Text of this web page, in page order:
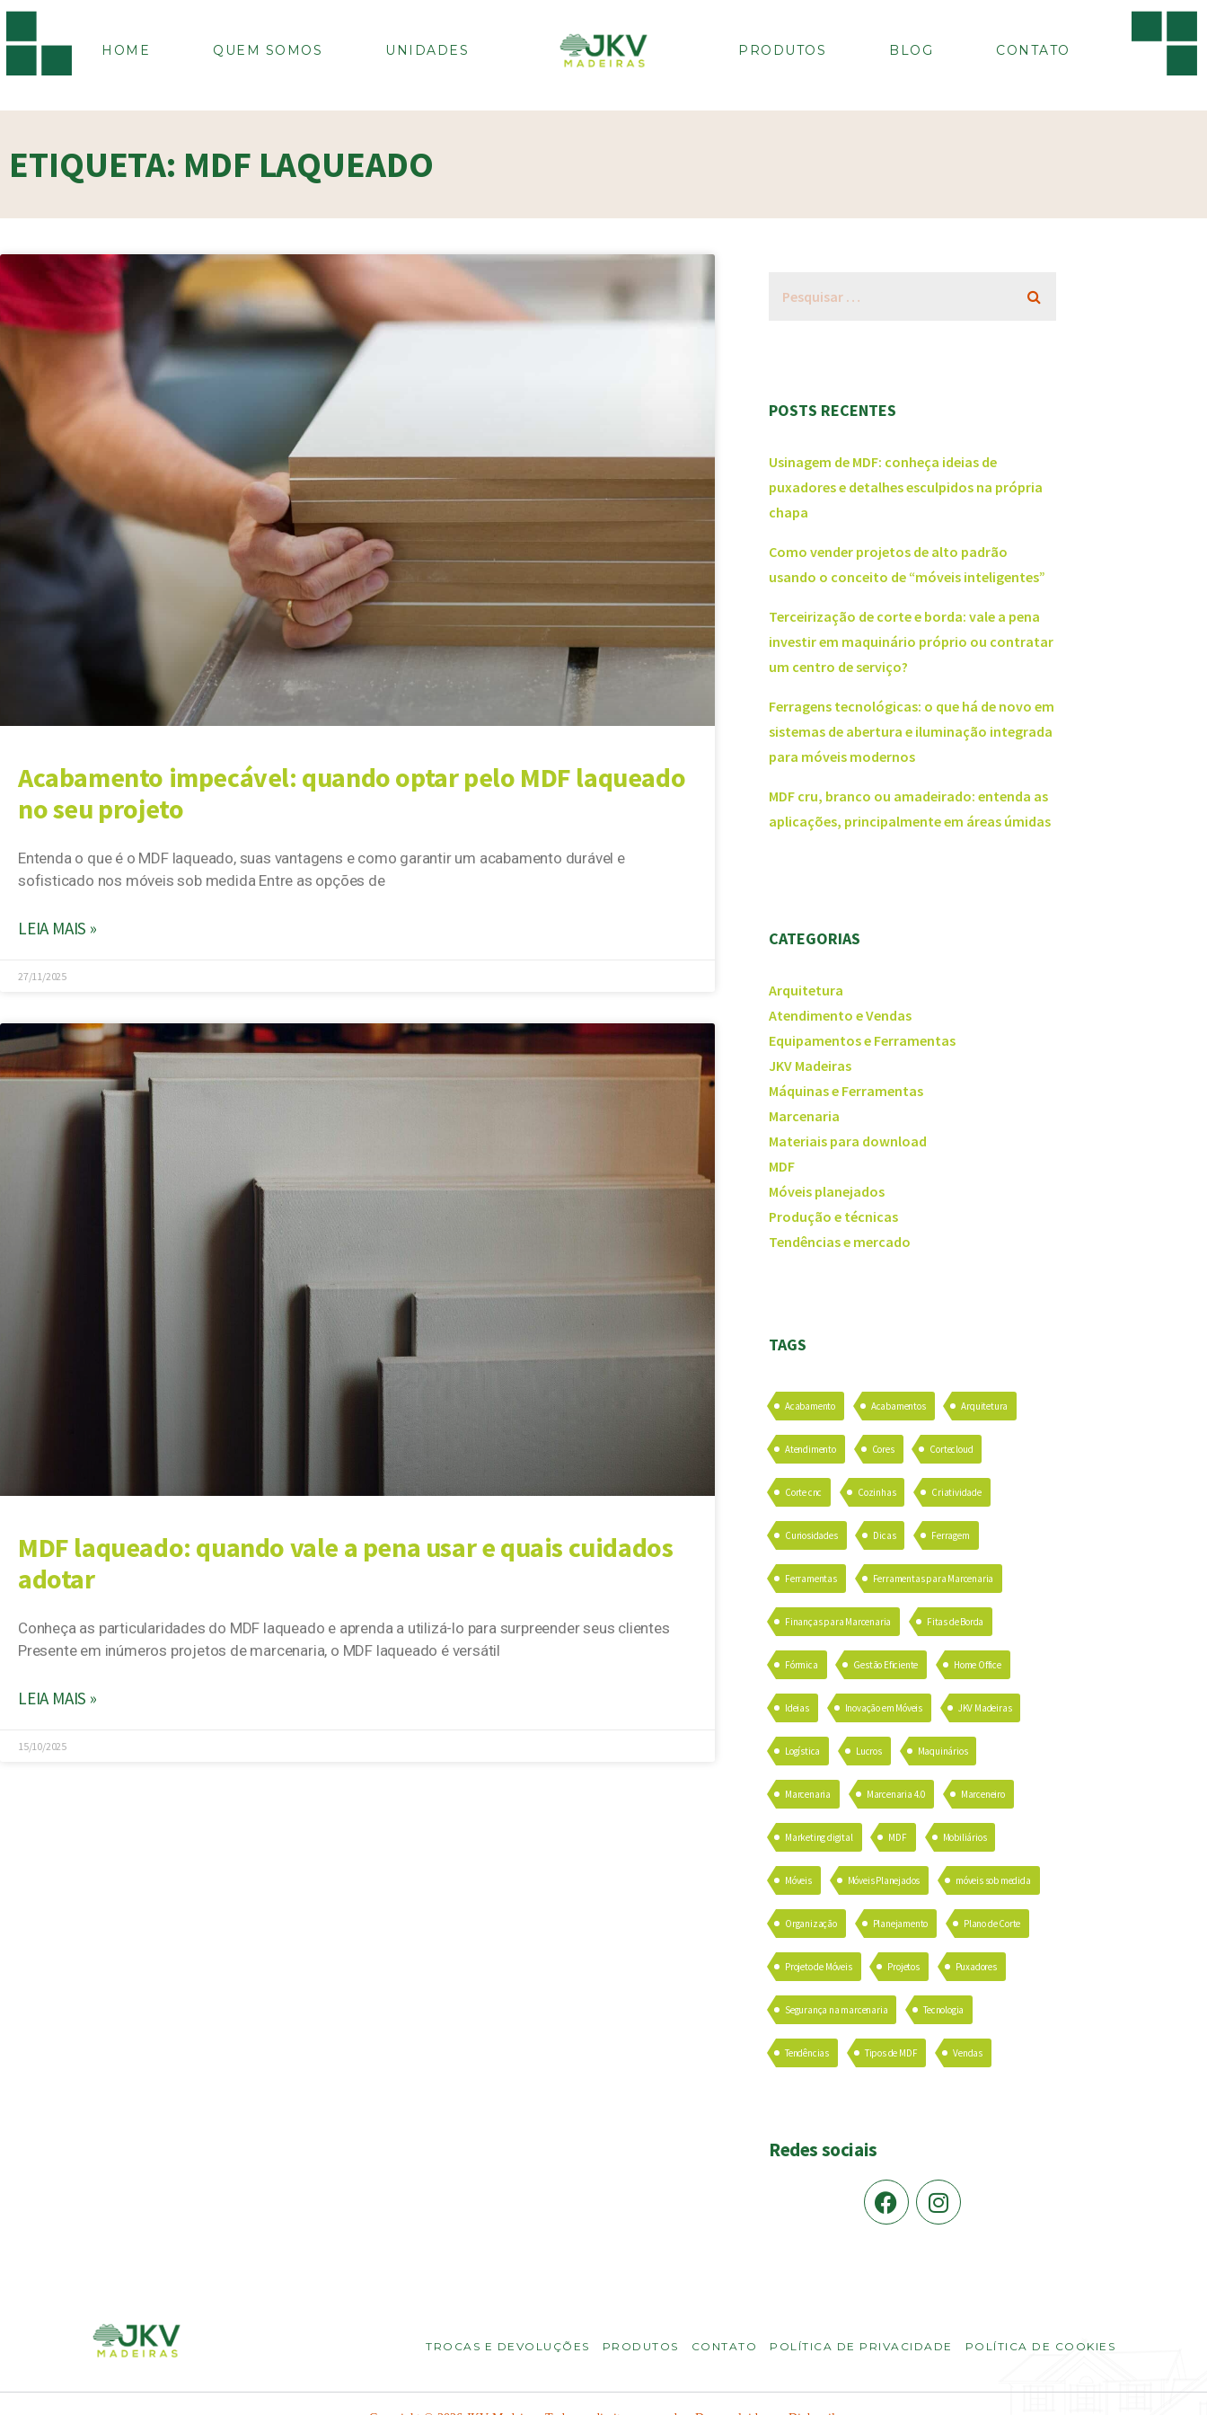
HOME QUEM SOMOS UNIDADES PRODUTOS BLOG CONTATO
ETIQUETA: MDF LAQUEADO
Acabamento impecável: quando optar pelo MDF laqueado
no seu projeto
Entenda o que é o MDF laqueado, suas vantagens e como garantir um acabamento durável e
sofisticado nos móveis sob medida Entre as opções de
LEIA MAIS »
27/11/2025
MDF laqueado: quando vale a pena usar e quais cuidados
adotar
Conheça as particularidades do MDF laqueado e aprenda a utilizá-lo para surpreender seus clientes
Presente em inúmeros projetos de marcenaria, o MDF laqueado é versátil
LEIA MAIS »
15/10/2025
POSTS RECENTES
Usinagem de MDF: conheça ideias de
puxadores e detalhes esculpidos na própria
chapa
Como vender projetos de alto padrão
usando o conceito de “móveis inteligentes”
Terceirização de corte e borda: vale a pena
investir em maquinário próprio ou contratar
um centro de serviço?
Ferragens tecnológicas: o que há de novo em
sistemas de abertura e iluminação integrada
para móveis modernos
MDF cru, branco ou amadeirado: entenda as
aplicações, principalmente em áreas úmidas
CATEGORIAS
Arquitetura
Atendimento e Vendas
Equipamentos e Ferramentas
JKV Madeiras
Máquinas e Ferramentas
Marcenaria
Materiais para download
MDF
Móveis planejados
Produção e técnicas
Tendências e mercado
TAGS
Acabamento Acabamentos Arquitetura
Atendimento Cores Cortecloud
Corte cnc Cozinhas Criatividade
Curiosidades Dicas Ferragem
Ferramentas Ferramentas para Marcenaria
Finanças para Marcenaria Fitas de Borda
Fórmica Gestão Eficiente Home Office
Ideias Inovação em Móveis JKV Madeiras
Logística Lucros Maquinários
Marcenaria Marcenaria 4.0 Marceneiro
Marketing digital MDF Mobiliários
Móveis Móveis Planejados móveis sob medida
Organização Planejamento Plano de Corte
Projeto de Móveis Projetos Puxadores
Segurança na marcenaria Tecnologia
Tendências Tipos de MDF Vendas
Redes sociais
TROCAS E DEVOLUÇÕES PRODUTOS CONTATO POLÍTICA DE PRIVACIDADE POLÍTICA DE COOKIES